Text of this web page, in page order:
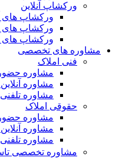
ورکشاپ آنلاین
ورکشاپ های
ورکشاپ های
ورکشاپ های
مشاوره های تخصصی
فنی املاک
مشاوره
مشاوره
مشاوره
حقوقی املاک
مشاوره
مشاوره
مشاوره
مشاوره تخصصی